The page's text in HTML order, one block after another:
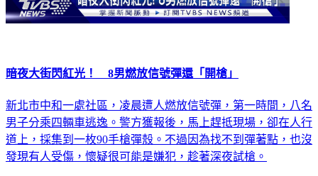
暗夜大街閃紅光！ 8男燃放信號彈還「開槍」
新北市中和一處社區，凌晨遭人燃放信號彈，第一時間，八名
男子分乘四輛車逃逸。警方獲報後，馬上趕抵現場，卻在人行
道上，採集到一枚90手槍彈殼。不過因為找不到彈著點，也沒
發現有人受傷，懷疑很可能是嫌犯，趁著深夜試槍。